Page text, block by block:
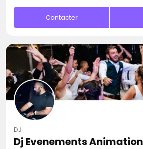
Contacter
DJ
Dj Evenements Animation